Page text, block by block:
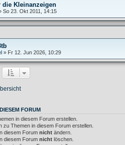
die Kleinanzeigen
So 23. Okt 2011, 14:15
» Fr 12. Jun 2026, 10:29
FORUM
in diesem Forum erstellen.
zu Themen in diesem Forum erstellen.
diesem Forum nicht ändern.
diesem Forum nicht löschen.